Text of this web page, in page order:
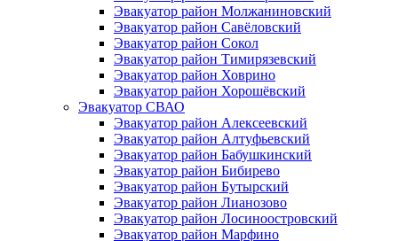
Эвакуатор район Молжаниновский
Эвакуатор район Савёловский
Эвакуатор район Сокол
Эвакуатор район Тимирязевский
Эвакуатор район Ховрино
Эвакуатор район Хорошёвский
Эвакуатор СВАО
Эвакуатор район Алексеевский
Эвакуатор район Алтуфьевский
Эвакуатор район Бабушкинский
Эвакуатор район Бибирево
Эвакуатор район Бутырский
Эвакуатор район Лианозово
Эвакуатор район Лосиноостровский
Эвакуатор район Марфино